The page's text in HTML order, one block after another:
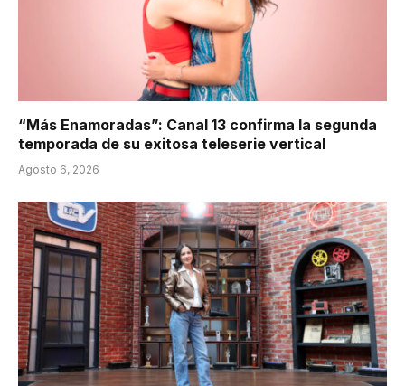
“Más Enamoradas”: Canal 13 confirma la segunda
temporada de su exitosa teleserie vertical
Agosto 6, 2026